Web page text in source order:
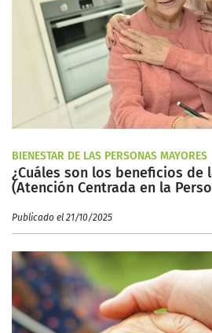
BIENESTAR DE LAS PERSONAS MAYORES
¿Cuáles son los beneficios de
(Atención Centrada en la
Publicado el 21/10/2025